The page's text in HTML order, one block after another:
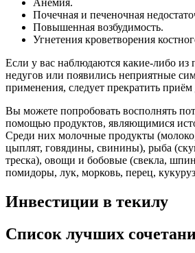
Анемия.
Почечная и печеночная
Повышенная возбудимость.
Угнетения кроветворения
Если у вас наблюдаются какие-либо из
недугов или появились неприятные
применения, следует прекратить приём
Вы можете попробовать восполнять
помощью продуктов, являющимися
Среди них молочные продукты
цыплят, говядины, свинины), рыба
треска), овощи и бобовые (свекла,
помидоры, лук, морковь, перец,
Инвестиции в текилу
Список лучших